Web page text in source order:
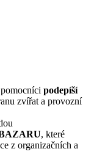
podepíší
zvířat a provozní
, které
z organizačních a